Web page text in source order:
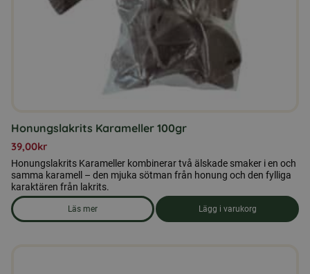
Honungslakrits Karameller 100gr
39,00kr
Honungslakrits Karameller kombinerar två älskade smaker i en och
samma karamell – den mjuka sötman från honung och den fylliga
karaktären från lakrits.
Läs mer
om produkten Honungslakrits Karameller 100gr
Lägg i varukorg